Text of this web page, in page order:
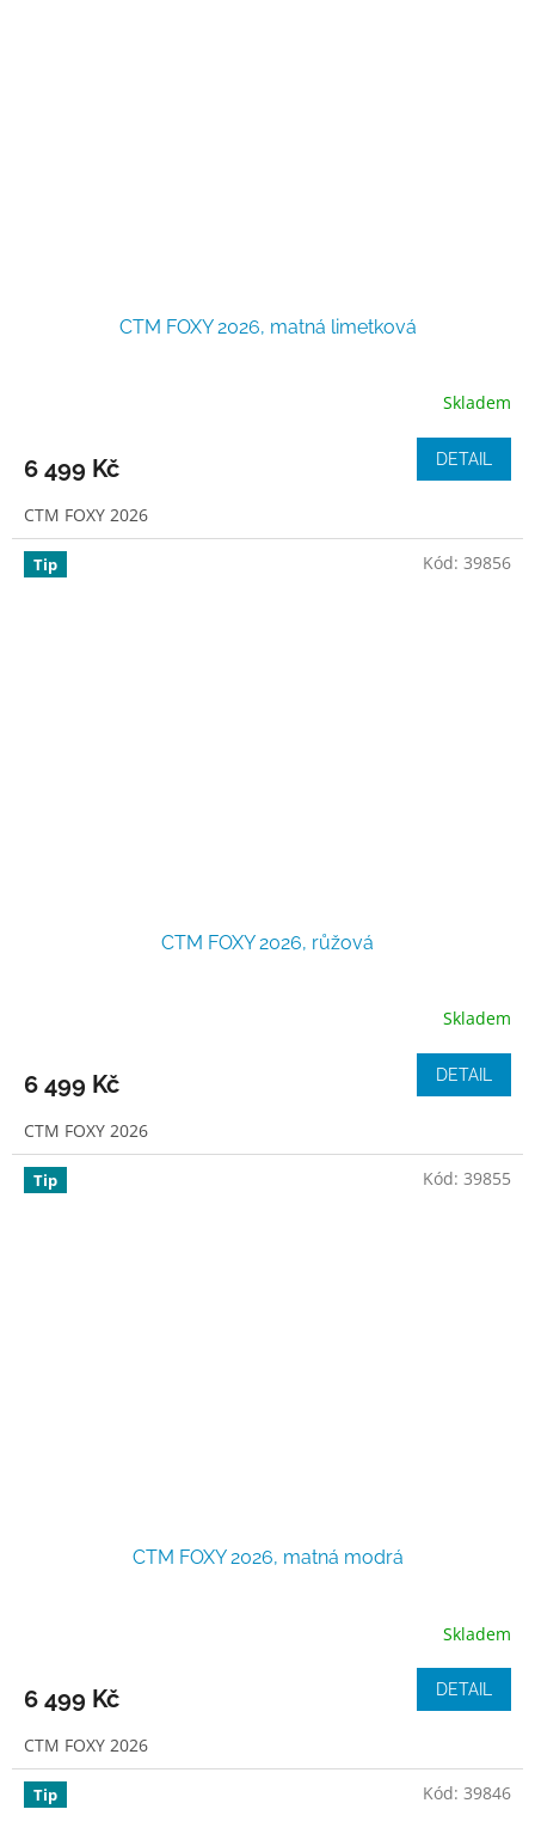
CTM FOXY 2026, matná limetková
Skladem
6 499 Kč DETAIL
CTM FOXY 2026
Tip
CTM FOXY 2026, růžová
Skladem
6 499 Kč DETAIL
CTM FOXY 2026
Kód: 39856
Tip
CTM FOXY 2026, matná modrá
Skladem
6 499 Kč DETAIL
CTM FOXY 2026
Kód: 39855
Tip Kód: 39846